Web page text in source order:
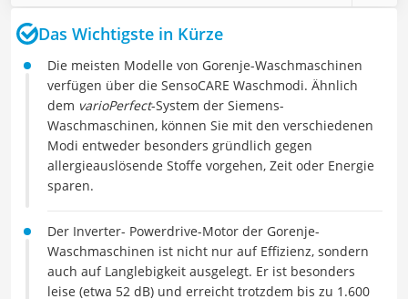
Das Wichtigste in Kürze
Die meisten Modelle von Gorenje-Waschmaschinen
verfügen über die SensoCARE Waschmodi. Ähnlich
dem varioPerfect-System der Siemens-
Waschmaschinen, können Sie mit den verschiedenen
Modi entweder besonders gründlich gegen
allergieauslösende Stoffe vorgehen, Zeit oder Energie
sparen.
Der Inverter- Powerdrive-Motor der Gorenje-
Waschmaschinen ist nicht nur auf Effizienz, sondern
auch auf Langlebigkeit ausgelegt. Er ist besonders
leise (etwa 52 dB) und erreicht trotzdem bis zu 1.600